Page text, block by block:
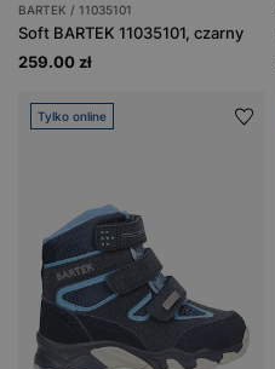
BARTEK / 11035101
Soft BARTEK 11035101, czarny
259.00 zł
Tylko online